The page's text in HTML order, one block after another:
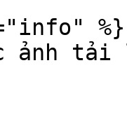
%}
ảnh tải